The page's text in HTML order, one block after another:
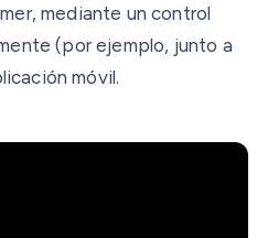
mediante un control
(por ejemplo, junto a
móvil.